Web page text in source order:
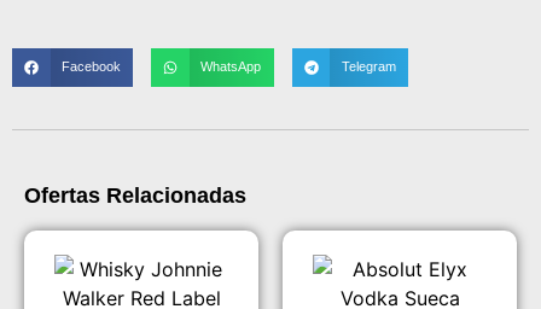
Facebook WhatsApp Telegram
Ofertas Relacionadas